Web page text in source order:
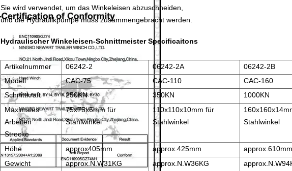
Sie wird verwendet, um das Winkeleisen abzuschneiden,
und die Hydraulikpumpe muss zusammengebracht werden.
Hydraulischer Winkeleisen-SchnittmeisterSpecificaitons
Artikelnummer 06242-2 06242-2A
06242-2B
Modell
CAC-75 CAC-110
CAC-160
Schnittkraft
250KN 350KN
1000KN
Maximales
Arbeiten
Strecke
75x75x6mm für
Stahlwinkel
110x110x10mm für
Stahlwinkel
Stahlwinkel
Höhe approx405mm approx.425mm
approx.610mm
Gewicht
approx.N.W31KG
approx.N.W36KG